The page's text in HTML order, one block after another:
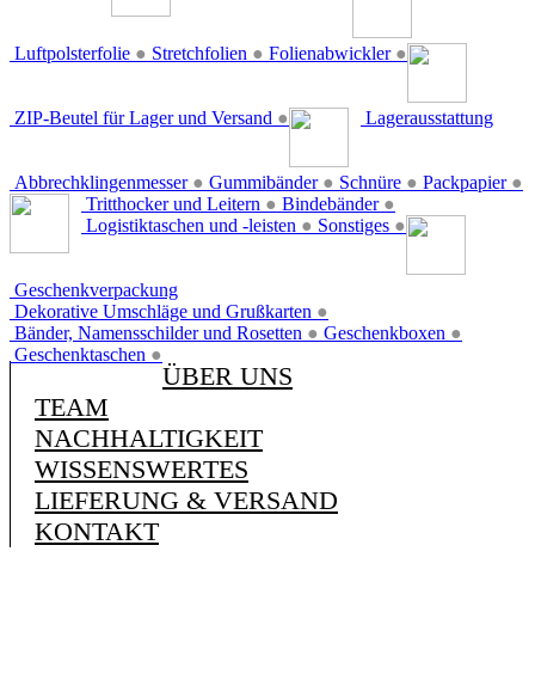
Luftpolsterfolie ● Stretchfolien ● Folienabwickler ●
ZIP-Beutel für Lager und Versand ●
Abbrechklingenmesser ● Gummibänder ● Schnüre ● Packpapier ●
Lagerausstattung
Tritthocker und Leitern ● Bindebänder ●
Logistiktaschen und -leisten ● Sonstiges ●
Geschenkverpackung
Dekorative Umschläge und Grußkarten ●
Bänder, Namensschilder und Rosetten ● Geschenkboxen ●
Geschenktaschen ●
ÜBER UNS
TEAM
NACHHALTIGKEIT
WISSENSWERTES
LIEFERUNG & VERSAND
KONTAKT